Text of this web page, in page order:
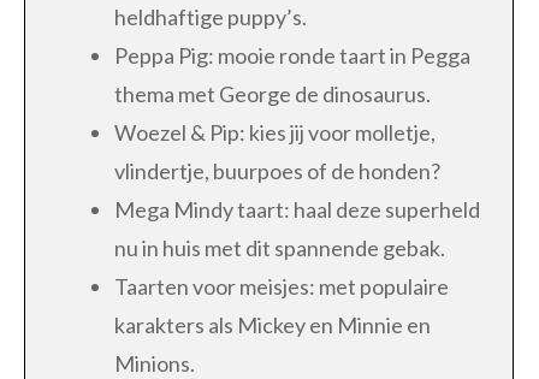
heldhaftige puppy’s.
Peppa Pig: mooie ronde taart in Pegga
thema met George de dinosaurus.
Woezel & Pip: kies jij voor molletje,
vlindertje, buurpoes of de honden?
Mega Mindy taart: haal deze superheld
nu in huis met dit spannende gebak.
Taarten voor meisjes: met populaire
karakters als Mickey en Minnie en
Minions.